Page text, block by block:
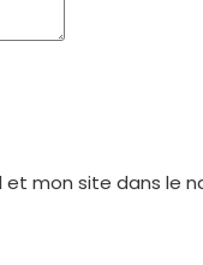
et mon site dans le